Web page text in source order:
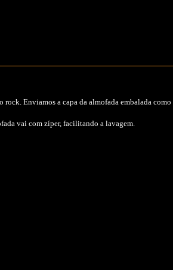
Enviamos a capa da almofada embalada
vai com zíper, facilitando a lavagem.